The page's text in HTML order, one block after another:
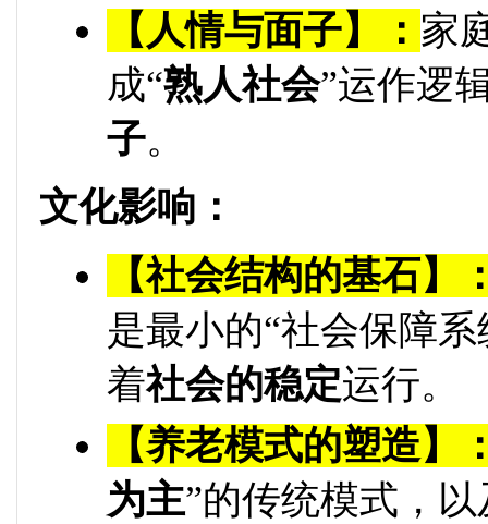
【人情与面子】： 家
成“熟人社会”运作逻
子。
文化影响：
【社会结构的基石】
是最小的“社会保障
着社会的稳定运行。
【养老模式的塑造】
为主”的传统模式，以